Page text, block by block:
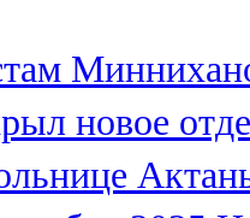
новое